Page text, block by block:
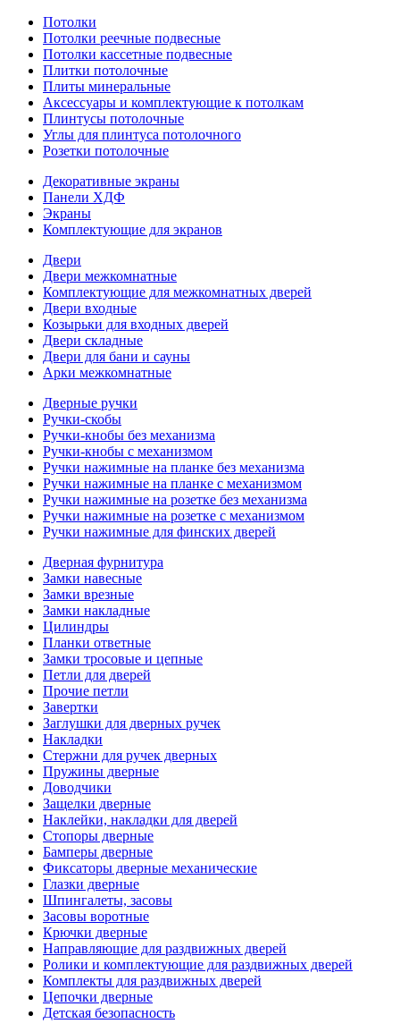
Потолки
Потолки реечные подвесные
Потолки кассетные подвесные
Плитки потолочные
Плиты минеральные
Аксессуары и комплектующие к потолкам
Плинтусы потолочные
Углы для плинтуса потолочного
Розетки потолочные
Декоративные экраны
Панели ХДФ
Экраны
Комплектующие для экранов
Двери
Двери межкомнатные
Комплектующие для межкомнатных дверей
Двери входные
Козырьки для входных дверей
Двери складные
Двери для бани и сауны
Арки межкомнатные
Дверные ручки
Ручки-скобы
Ручки-кнобы без механизма
Ручки-кнобы с механизмом
Ручки нажимные на планке без механизма
Ручки нажимные на планке с механизмом
Ручки нажимные на розетке без механизма
Ручки нажимные на розетке с механизмом
Ручки нажимные для финских дверей
Дверная фурнитура
Замки навесные
Замки врезные
Замки накладные
Цилиндры
Планки ответные
Замки тросовые и цепные
Петли для дверей
Прочие петли
Завертки
Заглушки для дверных ручек
Накладки
Стержни для ручек дверных
Пружины дверные
Доводчики
Защелки дверные
Наклейки, накладки для дверей
Стопоры дверные
Бамперы дверные
Фиксаторы дверные механические
Глазки дверные
Шпингалеты, засовы
Засовы воротные
Крючки дверные
Направляющие для раздвижных дверей
Ролики и комплектующие для раздвижных дверей
Комплекты для раздвижных дверей
Цепочки дверные
Детская безопасность